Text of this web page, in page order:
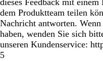
dieses Feedback mit
dem Produktteam teilen
Nachricht antworten.
haben, wenden Sie sich
unseren Kundenservice:
5